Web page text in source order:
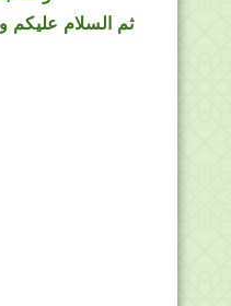
ثم السلام عليكم